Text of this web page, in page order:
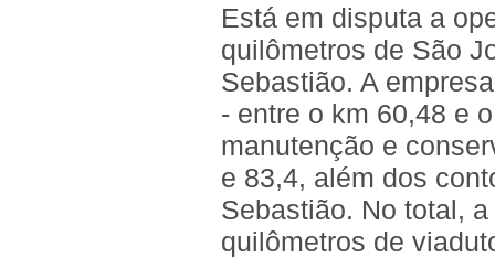
Está em disputa a
quilômetros de São
Sebastião. A
- entre o km 60,48 e
manutenção e
e 83,4, além dos
Sebastião. No total,
quilômetros de